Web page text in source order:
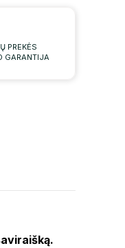
PREKĖS
GARANTIJA